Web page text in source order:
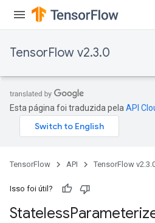
TensorFlow v2.3.0
Esta página foi traduzida pela API
TensorFlow API TensorFlow
Isso foi útil?
Stateless